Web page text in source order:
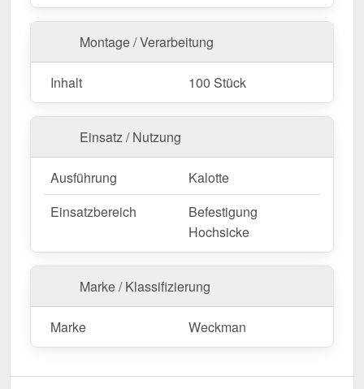
Montage / Verarbeitung
Inhalt 100 Stück
Einsatz / Nutzung
Ausführung
Kalotte
Einsatzbereich
Befestigung
Hochsicke
Marke / Klassifizierung
Marke Weckman